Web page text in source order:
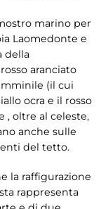
marino per
Laomedonte e
della
aranciato
(il cui
ocra e il rosso
, oltre al celeste,
anche sulle
del tetto.
la raffigurazione
rappresenta